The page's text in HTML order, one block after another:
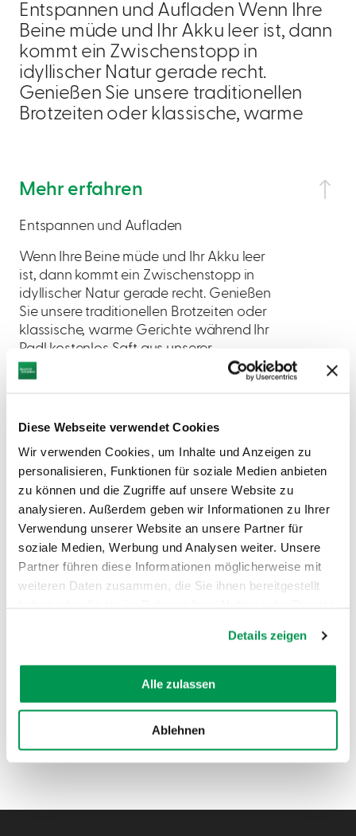
Diese Webseite verwendet Cookies
Wir verwenden Cookies, um Inhalte und Anzeigen zu
personalisieren, Funktionen für soziale Medien anbieten
zu können und die Zugriffe auf unsere Website zu
analysieren. Außerdem geben wir Informationen zu Ihrer
Verwendung unserer Website an unsere Partner für
soziale Medien, Werbung und Analysen weiter. Unsere
Partner führen diese Informationen möglicherweise mit
weiteren Daten zusammen, die Sie ihnen bereitgestellt
Details zeigen
Alle zulassen
Ablehnen
Entspannen und Aufladen Wenn Ihre
Beine müde und Ihr Akku leer ist, dann
kommt ein Zwischenstopp in
idyllischer Natur gerade recht.
Genießen Sie unsere traditionellen
Brotzeiten oder klassische, warme
Mehr erfahren
Entspannen und Aufladen
Wenn Ihre Beine müde und Ihr Akku leer
ist, dann kommt ein Zwischenstopp in
idyllischer Natur gerade recht. Genießen
Sie unsere traditionellen Brotzeiten oder
klassische, warme Gerichte während Ihr
Radl kostenlos Saft aus unserer
Steckdose zieht. Danach kann's dann
AUF DER KARTE ANZEIGEN